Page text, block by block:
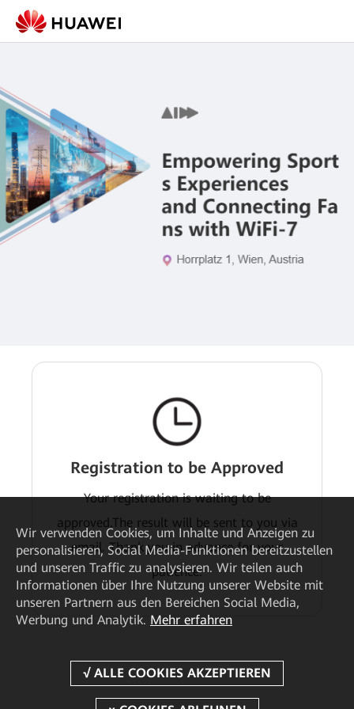
Registration to be Approved
Your registration is waiting to be
approved.The result will be sent to you via
email. Thank you in advance for your
patience.
Wir verwenden Cookies, um Inhalte und Anzeigen zu
personalisieren, Social Media-Funktionen bereitzustellen
und unseren Traffic zu analysieren. Wir teilen auch
Informationen über Ihre Nutzung unserer Website mit
unseren Partnern aus den Bereichen Social Media,
Werbung und Analytik. Mehr erfahren